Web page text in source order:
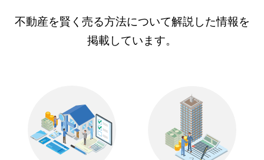
不動産を賢く売る方法について解説した情報を
掲載しています。